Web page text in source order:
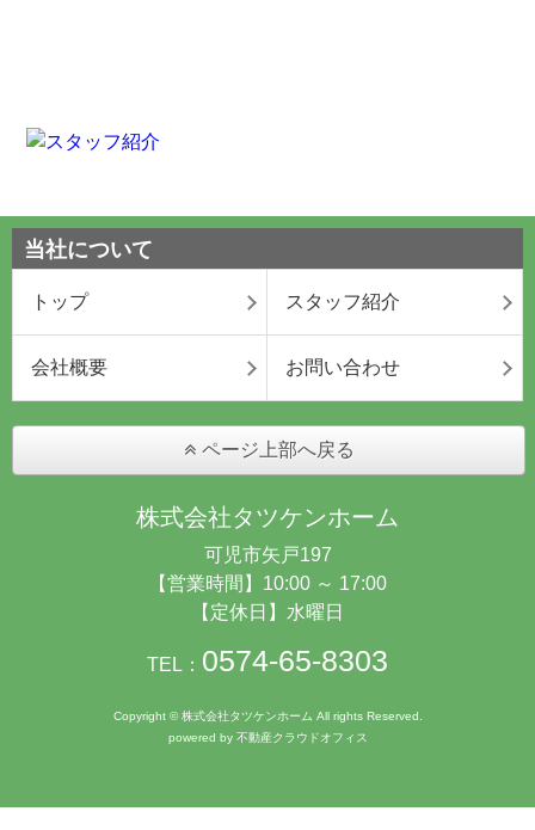
当社について
トップ スタッフ紹介
会社概要 お問い合わせ
ページ上部へ戻る
株式会社タツケンホーム
可児市矢戸197
【営業時間】10:00 ～ 17:00
【定休日】水曜日
TEL： 0574-65-8303
Copyright © 株式会社タツケンホーム All rights Reserved.
powered by 不動産クラウドオフィス